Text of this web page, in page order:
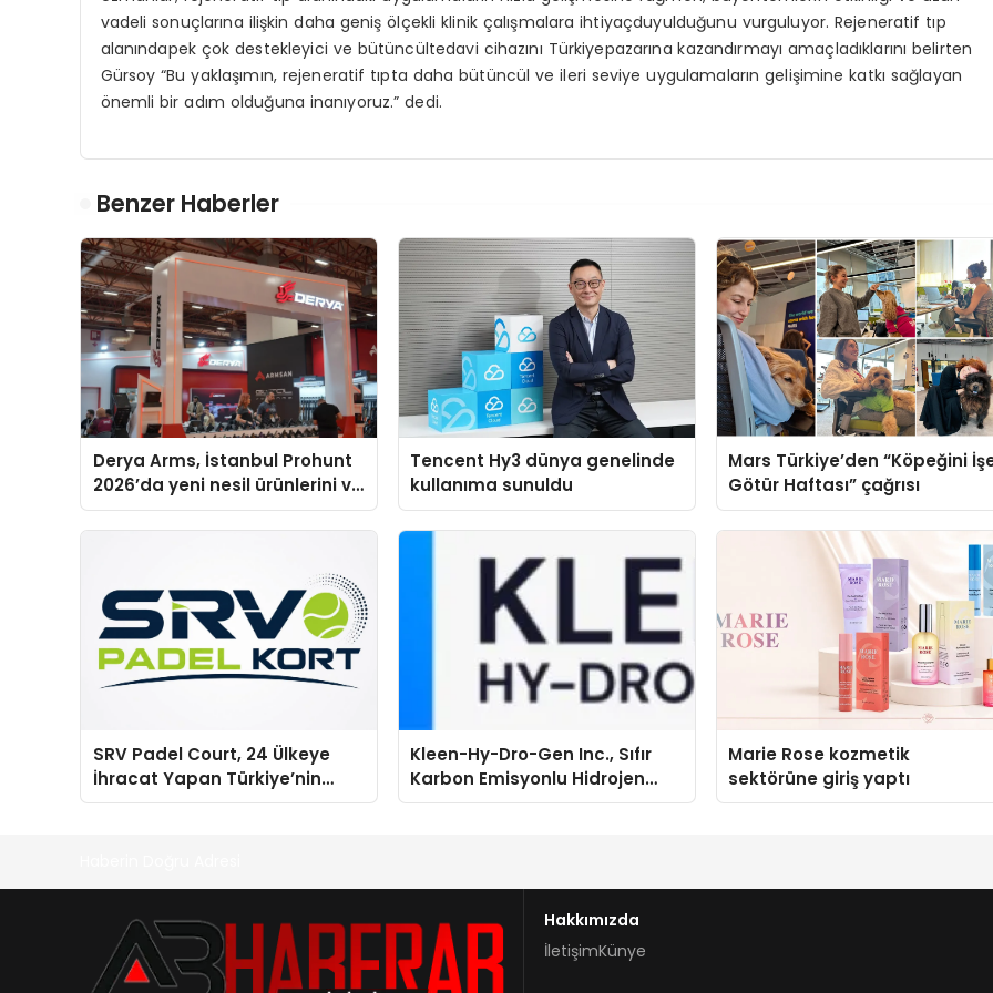
vadeli sonuçlarına ilişkin daha geniş ölçekli klinik çalışmalara ihtiyaçduyulduğunu vurguluyor. Rejeneratif tıp
alanındapek çok destekleyici ve bütüncültedavi cihazını Türkiyepazarına kazandırmayı amaçladıklarını belirten
Gürsoy “Bu yaklaşımın, rejeneratif tıpta daha bütüncül ve ileri seviye uygulamaların gelişimine katkı sağlayan
önemli bir adım olduğuna inanıyoruz.” dedi.
Benzer Haberler
Derya Arms, İstanbul Prohunt
2026’da yeni nesil ürünlerini ve
global marka vizyonunu
sergiledi
Tencent Hy3 dünya genelinde
kullanıma sunuldu
Mars Türkiye’den “Köpeğini
Götür Haftası” çağrısı
SRV Padel Court, 24 Ülkeye
İhracat Yapan Türkiye’nin
Padel Kortu Üretim Gücü
Kleen-Hy-Dro-Gen Inc., Sıfır
Karbon Emisyonlu Hidrojen
Isıtma Teknolojisinde ISO ve
Marie Rose kozmetik
sektörüne giriş yaptı
Hakkımızda
İletişimKünye